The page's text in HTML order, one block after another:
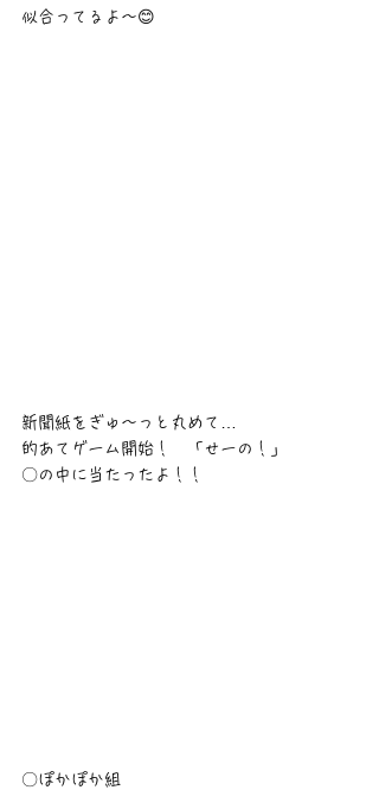
似合ってるよ～😊
新聞紙をぎゅ～っと丸めて…
的あてゲーム開始！　「せーの！」
〇の中に当たったよ！！
〇ぽかぽか組